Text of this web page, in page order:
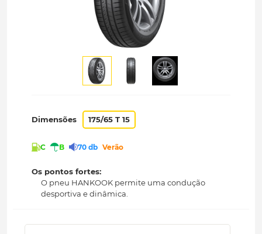
Dimensões 175/65 T 15
C B 70 db Verão
Os pontos fortes:
O pneu HANKOOK permite uma condução
desportiva e dinâmica.